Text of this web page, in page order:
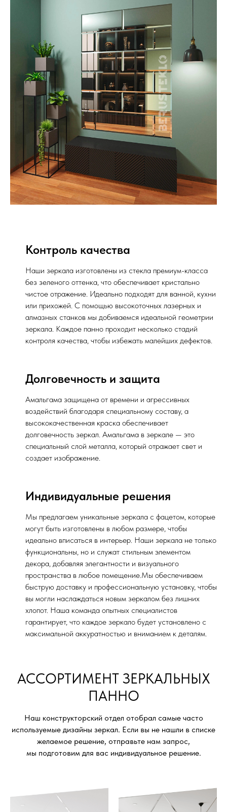
Контроль качества
Наши зеркала изготовлены из стекла премиум-класса
без зеленого оттенка, что обеспечивает кристально
чистое отражение. Идеально подходят для ванной, кухни
или прихожей. С помощью высокоточных лазерных и
алмазных станков мы добиваемся идеальной геометрии
зеркала. Каждое панно проходит несколько стадий
контроля качества, чтобы избежать малейших дефектов.
Долговечность и защита
Амальгама защищена от времени и агрессивных
воздействий благодаря специальному составу, а
высококачественная краска обеспечивает
долговечность зеркал. Амальгама в зеркале — это
специальный слой металла, который отражает свет и
создает изображение.
Индивидуальные решения
Мы предлагаем уникальные зеркала с фацетом, которые
могут быть изготовлены в любом размере, чтобы
идеально вписаться в интерьер. Наши зеркала не только
функциональны, но и служат стильным элементом
декора, добавляя элегантности и визуального
пространства в любое помещение.Мы обеспечиваем
быструю доставку и профессиональную установку, чтобы
вы могли наслаждаться новым зеркалом без лишних
хлопот. Наша команда опытных специалистов
гарантирует, что каждое зеркало будет установлено с
максимальной аккуратностью и вниманием к деталям.
АССОРТИМЕНТ ЗЕРКАЛЬНЫХ
ПАННО
Наш конструкторский отдел отобрал самые часто
используемые дизайны зеркал. Если вы не нашли в списке
желаемое решение, отправьте нам запрос,
мы подготовим для вас индивидуальное решение.